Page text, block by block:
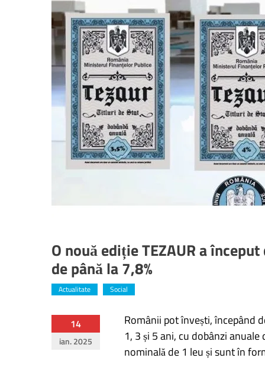
O nouă ediție TEZAUR a
de până la 7,8%
Actualitate Social
14
ian. 2025
Românii pot învești, începând
1, 3 și 5 ani, cu dobânzi anuale
nominală de 1 leu și sunt în
Navigare
în